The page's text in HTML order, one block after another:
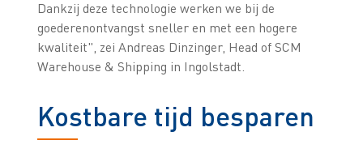
Dankzij deze technologie werken we bij de
goederenontvangst sneller en met een hogere
kwaliteit", zei Andreas Dinzinger, Head of SCM
Warehouse & Shipping in Ingolstadt.
Kostbare tijd besparen